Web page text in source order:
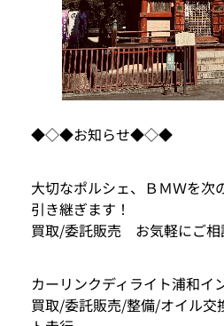
◆◇◆お知らせ◆◇◆
大切なポルシェ、ＢＭＷを次
引き継ぎます！
買取/委託販売 お気軽にご相
カーリンクディライト浦和イ
買取/委託販売/整備/オイル交